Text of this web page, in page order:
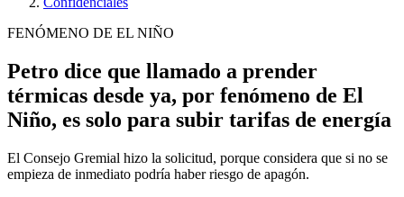
FENÓMENO DE EL NIÑO
Petro dice que llamado a prender
térmicas desde ya, por fenómeno de El
Niño, es solo para subir tarifas de energía
El Consejo Gremial hizo la solicitud, porque considera que si no se
empieza de inmediato podría haber riesgo de apagón.